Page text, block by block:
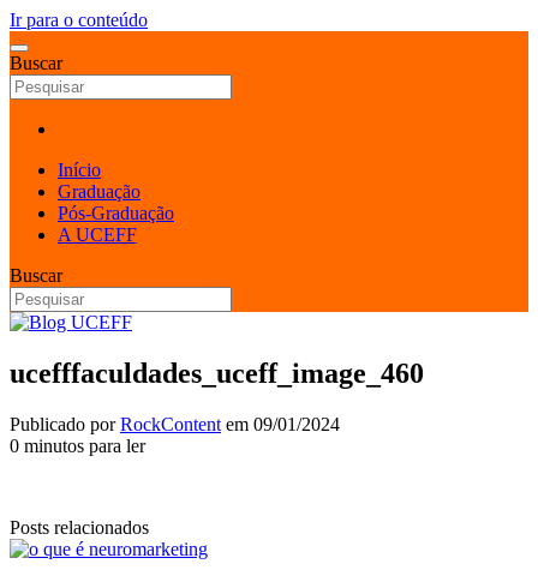
Ir para o conteúdo
Buscar
Início
Graduação
Pós-Graduação
A UCEFF
Buscar
ucefffaculdades_uceff_image_460
Publicado porRockContent em 09/01/2024
0 minutos para ler
Posts relacionados